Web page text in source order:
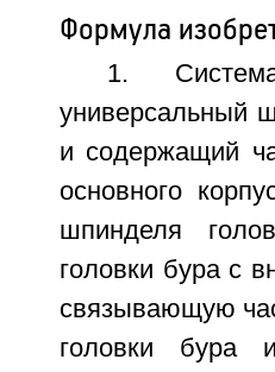
Формула
1.
универсальный
и содержащий
основного
шпинделя
головки бура с
связывающую
головки бура